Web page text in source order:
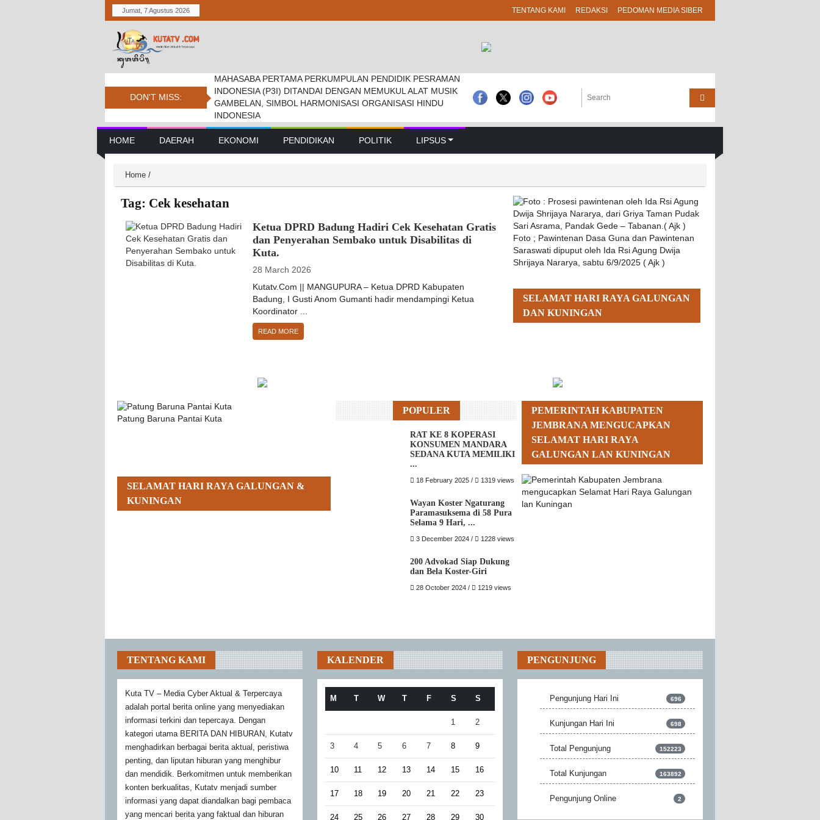
Jumat, 7 Agustus 2026 TENTANG KAMI REDAKSI PEDOMAN MEDIA SIBER
DON'T MISS:
MAHASABA PERTAMA PERKUMPULAN PENDIDIK PESRAMAN
INDONESIA (P3I) DITANDAI DENGAN MEMUKUL ALAT MUSIK
GAMBELAN, SIMBOL HARMONISASI ORGANISASI HINDU
INDONESIA
Bupati Dukung Pramuka Kwarcab Badung Berprestasi Di
Jambore Nasional
Pemkab. Dan Dprd Badung Sepakati Kua-ppas 2027, Belanja
Daerah Tembus Rp 14,2 Triliun
Main Navigation
HOME DAERAH EKONOMI PENDIDIKAN POLITIK LIPSUS
Home /
Tag: Cek kesehatan
Ketua DPRD Badung Hadiri Cek Kesehatan Gratis
dan Penyerahan Sembako untuk Disabilitas di
Kuta.
28 March 2026
Kutatv.Com || MANGUPURA – Ketua DPRD Kabupaten
Badung, I Gusti Anom Gumanti hadir mendampingi Ketua
Koordinator ...
READ MORE
Foto ; Pawintenan Dasa Guna dan Pawintenan
Saraswati dipuput oleh Ida Rsi Agung Dwija
Shrijaya Nararya, sabtu 6/9/2025 ( Ajk )
SELAMAT HARI RAYA GALUNGAN
DAN KUNINGAN
Patung Baruna Pantai Kuta
SELAMAT HARI RAYA GALUNGAN &
KUNINGAN
POPULER
RAT KE 8 KOPERASI
KONSUMEN MANDARA
SEDANA KUTA MEMILIKI
...
18 February 2025 / 1319 views
Wayan Koster Ngaturang
Paramasuksema di 58 Pura
Selama 9 Hari, ...
3 December 2024 / 1228 views
200 Advokad Siap Dukung
dan Bela Koster-Giri
28 October 2024 / 1219 views
PEMERINTAH KABUPATEN
JEMBRANA MENGUCAPKAN
SELAMAT HARI RAYA
GALUNGAN LAN KUNINGAN
TENTANG KAMI
Kuta TV – Media Cyber Aktual & Terpercaya
adalah portal berita online yang menyediakan
informasi terkini dan tepercaya. Dengan
kategori utama BERITA DAN HIBURAN, Kutatv
menghadirkan berbagai berita aktual, peristiwa
penting, dan liputan hiburan yang menghibur
dan mendidik. Berkomitmen untuk memberikan
konten berkualitas, Kutatv menjadi sumber
informasi yang dapat diandalkan bagi pembaca
yang mencari berita yang faktual dan hiburan
KALENDER
M T W T F S S
1 2
3 4 5 6 7 8 9
10 11 12 13 14 15 16
17 18 19 20 21 22 23
24 25 26 27 28 29 30
PENGUNJUNG
Pengunjung Hari Ini 696
Kunjungan Hari Ini 698
Total Pengunjung 152223
Total Kunjungan 163892
Pengunjung Online 2